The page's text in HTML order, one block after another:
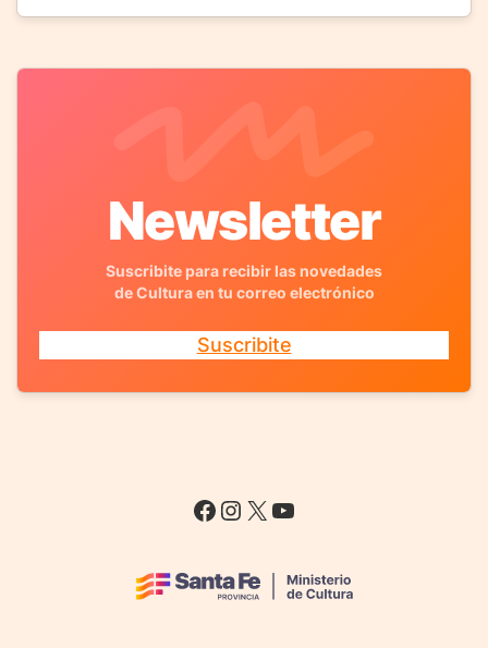
Newsletter
Suscribite para recibir las novedades
de Cultura en tu correo electrónico
Suscribite
Facebook
Instagram
X YouTube